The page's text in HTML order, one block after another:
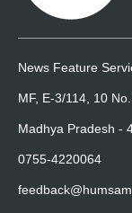
News Feature
MF, E-3/114, 10
Madhya Pradesh -
0755-4220064